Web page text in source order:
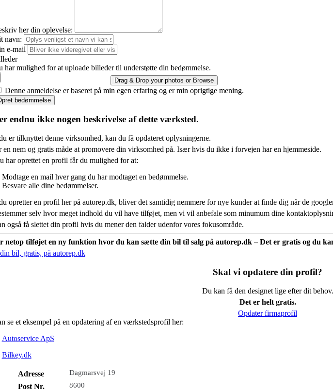
her din oplevelse:
navn:
e-mail
har mulighed for at uploade billeder til understøtte din bedømmelse.
Drag & Drop your photos or Browse
Denne anmeldelse er baseret på min egen erfaring og er min oprigtige mening.
bedømmelse
endnu ikke nogen beskrivelse af dette værksted.
er tilknyttet denne virksomhed, kan du få opdateret oplysningerne.
en nem og gratis måde at promovere din virksomhed på. Især hvis du ikke i forvejen har en hjemmeside.
har oprettet en profil får du mulighed for at:
Modtage en mail hver gang du har modtaget en bedømmelse.
Besvare alle dine bedømmelser.
opretter en profil her på autorep.dk, bliver det samtidig nemmere for nye kunder at finde dig når de
selv hvor meget indhold du vil have tilføjet, men vi vil anbefale som minumum dine
også få slettet din profil hvis du mener den falder udenfor vores fokusområde.
netop tilføjet en ny funktion hvor du kan sætte din bil til salg på autorep.dk – Det er gratis og du
bil, gratis, på autorep.dk
Skal vi opdatere din profil?
Du kan få den designet lige efter dit behov.
Det er helt gratis.
Opdater firmaprofil
se et eksempel på en opdatering af en værkstedsprofil her:
Autoservice ApS
Bilkey.dk
Adresse Dagmarsvej 19
Post Nr. 8600